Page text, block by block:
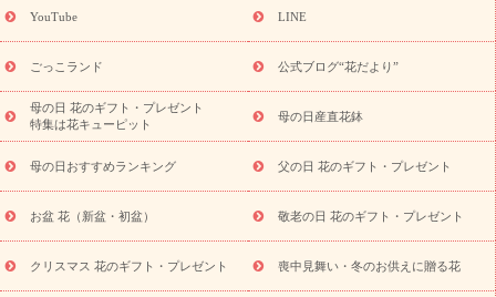
ギフト
「きょう誕生日なんです」キャンペーン
用途から探す お祝いの花特集 当日配達特急便
お祝い商品
一覧
お祝い 新築・引っ越し祝い
結婚記念日
結婚祝い 出産祝い 退院祝い・快気祝い
還暦
祝い・長寿祝い
プチギフト ペットのお祝いフラワー
元・暑中見舞い
敬老の日
お供え
お供え・お悔やみ商品一覧 お供え・お悔やみの花
十九日法要以降に贈る花
通夜・葬儀に贈る花
お供え お花とセッ
お盆（新盆・初盆）
お祝い返し お見舞い
お取り
プリザーブドフラワー
スタイルから探す
アレンジメント
YouTube LINE
ごっこランド 公式ブログ“花だより”
母の日 花のギフト・プレゼント
特集は花キューピット
母の日産直花鉢
母の日おすすめランキング 父の日 花のギフト・プレゼント
お盆 花（新盆・初盆） 敬老の日 花のギフト・プレゼント
クリスマス 花のギフト・プレゼント 喪中見舞い・冬のお供えに贈る花